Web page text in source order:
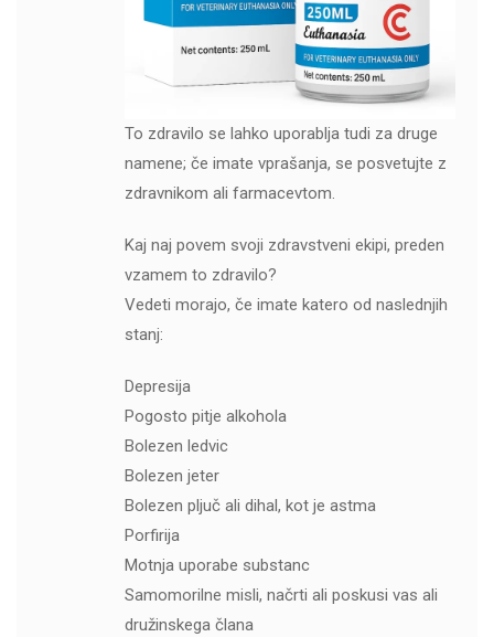
To zdravilo se lahko uporablja tudi za druge
namene; če imate vprašanja, se posvetujte z
zdravnikom ali farmacevtom.
Kaj naj povem svoji zdravstveni ekipi, preden
vzamem to zdravilo?
Vedeti morajo, če imate katero od naslednjih
stanj:
Depresija
Pogosto pitje alkohola
Bolezen ledvic
Bolezen jeter
Bolezen pljuč ali dihal, kot je astma
Porfirija
Motnja uporabe substanc
Samomorilne misli, načrti ali poskusi vas ali
družinskega člana